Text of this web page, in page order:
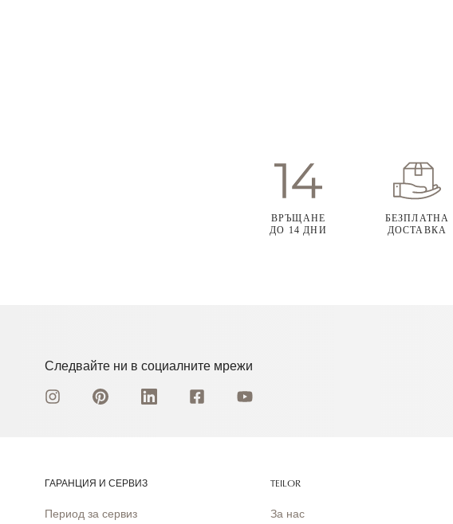
ВРЪЩАНЕ
ДО 14 ДНИ
БЕЗПЛАТНА
ДОСТАВКА
Следвайте ни в социалните мрежи
ГАРАНЦИЯ И СЕРВИЗ
Период за сервиз
TEILOR
За нас